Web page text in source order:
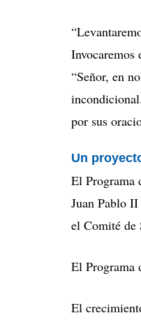
Invocaremos
“Señor, en
por sus
Un
El Programa
Juan Pablo
el Comité de
El Programa
El